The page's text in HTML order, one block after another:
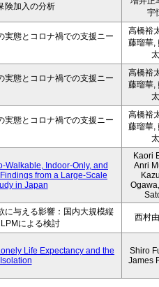
険加入の分析
宇
実態とコロナ禍での支援ニー
高橋裕
藤瑠華,
太
実態とコロナ禍での支援ニー
高橋裕
藤瑠華,
太
実態とコロナ禍での支援ニー
高橋裕
藤瑠華,
太
Walkable, Indoor-Only, and
from a Large-Scale
in Japan
Kaori
Anri
に与える影響：国内大規模縦
による検討
西村
Life Expectancy and the
Shiro
James